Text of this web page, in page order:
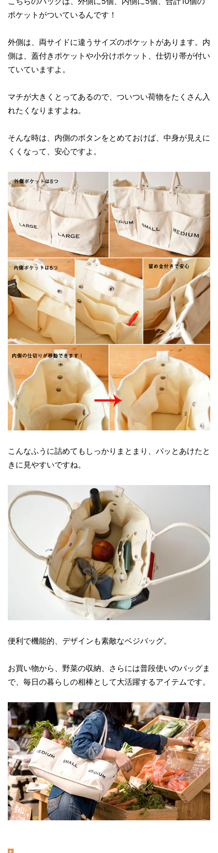
ポケットがついているんです！
外側は、両サイドに違うサイズのポケットがあります。内
側は、蓋付きポケットや小分けポケット、仕切り帯が付い
ていていますよ。
マチが大きくとってあるので、ついつい荷物をたくさん入
れたくなりますよね。
そんな時は、内側のボタンをとめておけば、中身が見えに
くくなって、安心ですよ。
こんなふうに詰めてもしっかりまとまり、パッとあけたと
きに見やすいですね。
便利で機能的、デザインも素敵なベジバッグ。
お買い物から、野菜の収納、さらには普段使いのバッグま
で、毎日の暮らしの相棒として大活躍するアイテムです。